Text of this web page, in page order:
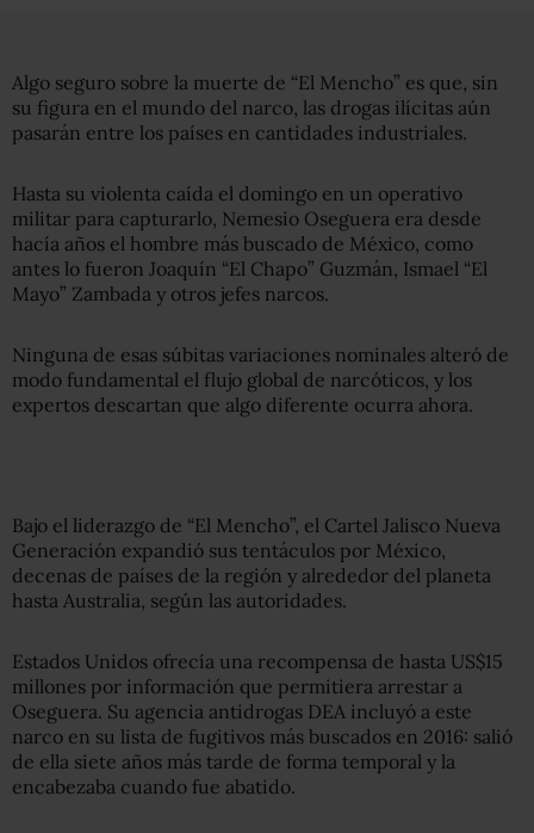
Algo seguro sobre la muerte de “El Mencho” es que, sin
su figura en el mundo del narco, las drogas ilícitas aún
pasarán entre los países en cantidades industriales.
Hasta su violenta caída el domingo en un operativo
militar para capturarlo, Nemesio Oseguera era desde
hacía años el hombre más buscado de México, como
antes lo fueron Joaquín “El Chapo” Guzmán, Ismael “El
Mayo” Zambada y otros jefes narcos.
Ninguna de esas súbitas variaciones nominales alteró de
modo fundamental el flujo global de narcóticos, y los
expertos descartan que algo diferente ocurra ahora.
Bajo el liderazgo de “El Mencho”, el Cartel Jalisco Nueva
Generación expandió sus tentáculos por México,
decenas de países de la región y alrededor del planeta
hasta Australia, según las autoridades.
Estados Unidos ofrecía una recompensa de hasta US$15
millones por información que permitiera arrestar a
Oseguera. Su agencia antidrogas DEA incluyó a este
narco en su lista de fugitivos más buscados en 2016: salió
de ella siete años más tarde de forma temporal y la
encabezaba cuando fue abatido.